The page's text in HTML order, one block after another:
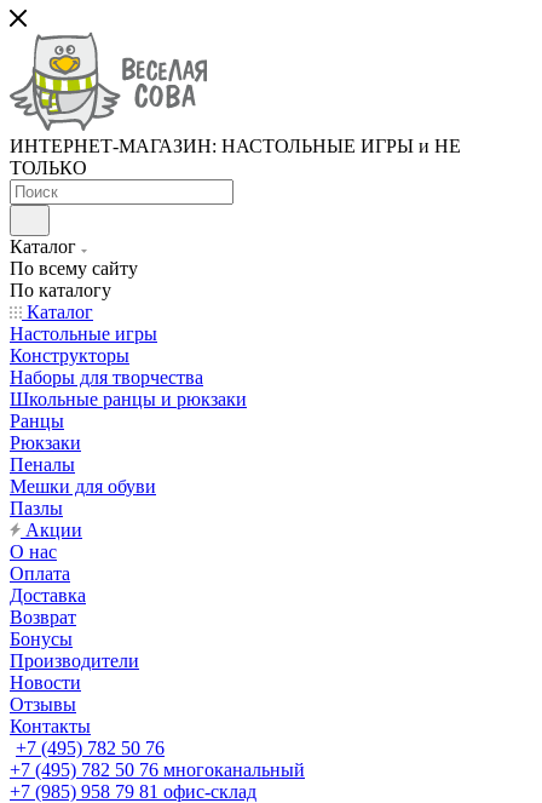
ИНТЕРНЕТ-МАГАЗИН: НАСТОЛЬНЫЕ ИГРЫ и НЕ
ТОЛЬКО
Каталог
По всему сайту
По каталогу
Каталог
Настольные игры
Конструкторы
Наборы для творчества
Школьные ранцы и рюкзаки
Ранцы
Рюкзаки
Пеналы
Мешки для обуви
Пазлы
Акции
О нас
Оплата
Доставка
Возврат
Бонусы
Производители
Новости
Отзывы
Контакты
+7 (495) 782 50 76
+7 (495) 782 50 76 многоканальный
+7 (985) 958 79 81 офис-склад